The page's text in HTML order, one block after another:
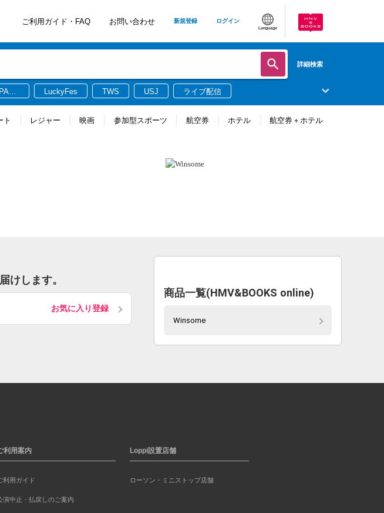
ご利用ガイド・FAQ お問い合わせ 新規登録 ログイン
Language
詳細検索
LuckyFes TWS USJ ライブ配信
ト レジャー 映画 参加型スポーツ 航空券 ホテル 航空券＋ホテル
けします。
お気に入り登録
商品一覧(HMV&BOOKS online)
Winsome
利用案内
利用ガイド
演中止・払戻しのご案内
Loppi設置店舗
ローソン・ミニストップ店舗